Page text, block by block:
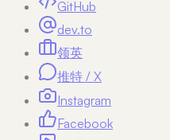
GitHub
dev.to
领英
推特 / X
Instagram
Facebook